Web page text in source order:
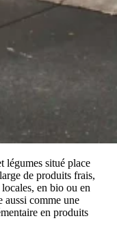
légumes situé place
de produits frais,
en bio ou en
aussi comme une
en produits